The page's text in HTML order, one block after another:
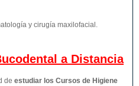
y cirugía maxilofacial.
a Distancia
de estudiar los Cursos de Higiene